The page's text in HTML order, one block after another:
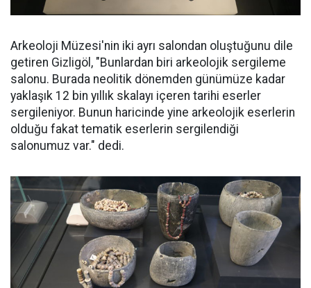
Arkeoloji Müzesi'nin iki ayrı salondan oluştuğunu dile
getiren Gizligöl, "Bunlardan biri arkeolojik sergileme
salonu. Burada neolitik dönemden günümüze kadar
yaklaşık 12 bin yıllık skalayı içeren tarihi eserler
sergileniyor. Bunun haricinde yine arkeolojik eserlerin
olduğu fakat tematik eserlerin sergilendiği
salonumuz var." dedi.